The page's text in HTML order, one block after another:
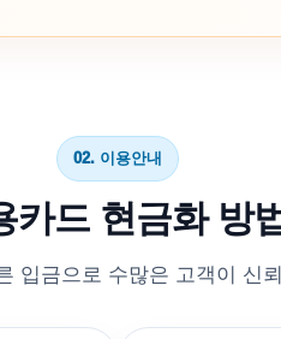
02. 이용안내
카드 현금화 방
입금으로 수많은 고객이 신